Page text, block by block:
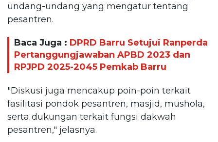
undang-undang yang mengatur tentang
pesantren.
Baca Juga : DPRD Barru Setujui Ranperda
Pertanggungjawaban APBD 2023 dan
RPJPD 2025-2045 Pemkab Barru
"Diskusi juga mencakup poin-poin terkait
fasilitasi pondok pesantren, masjid, mushola,
serta dukungan terkait fungsi dakwah
pesantren," jelasnya.